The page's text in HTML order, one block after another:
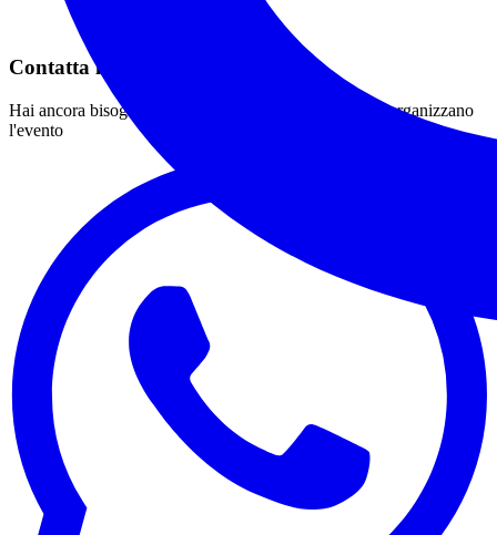
Contatta le Guida
Hai ancora bisogno di un aiuto? contatta le Guide che organizzano
l'evento